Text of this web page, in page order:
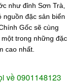
như đỉnh Sơn Trà,
đặc sản biển
Gốc sẽ cùng
, một trong những đặc
cao nhất.
về0901148123